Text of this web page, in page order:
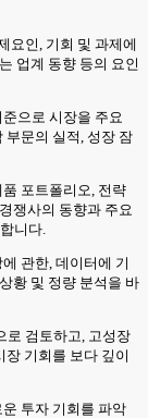
요인, 기회 및 과제에
업계 동향 등의 요인
으로 시장을 주요
부문의 실적, 성장 잠
포트폴리오, 전략
쟁사의 동향과 주요
니다.
관한, 데이터에 기
황 및 정량 분석을 바
로 검토하고, 고성장
기회를 보다 깊이
투자 기회를 파악